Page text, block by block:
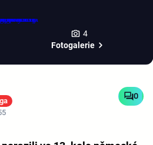
4
Fotogalerie
0